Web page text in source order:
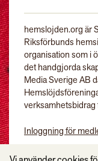
hemslojden.org är
Riksförbunds
organisation som i
det handgjorda
Media Sverige AB
Inloggning för